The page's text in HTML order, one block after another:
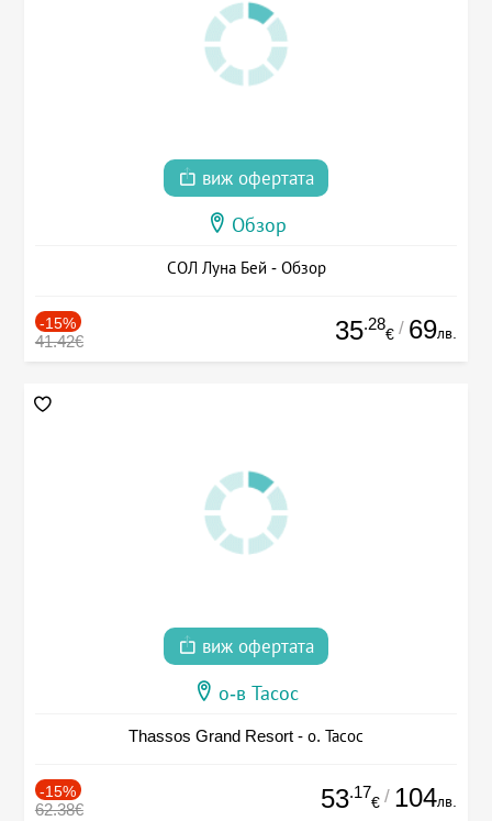
виж офертата
Обзор
СОЛ Луна Бей - Обзор
-15%
41.42€ 35.28
€ / 69лв.
виж офертата
о-в Тасос
Thassos Grand Resort - о. Тасос
-15%
62.38€ 53.17
€ / 104лв.